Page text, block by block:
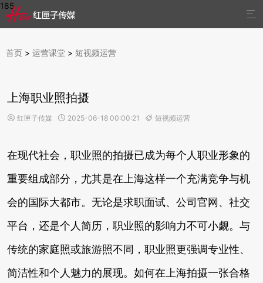
185

首页 > 运营课堂 > 短视频运营
上海职业照拍摄
 红匣子传媒  2025-06-18 00:00:21  短视频运营
在现代社会，职业照的拍摄已成为每个人职业形象的
重要组成部分，尤其是在上海这样一个充满竞争与机
会的国际大都市。无论是求职面试、公司官网、社交
平台，还是个人简历，职业照的影响力不可小觑。与
传统的家庭照或旅游照不同，职业照更强调专业性、
简洁性和个人魅力的展现。如何在上海拍摄一张合格